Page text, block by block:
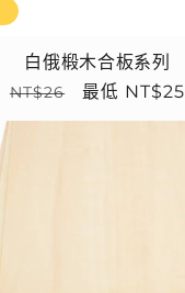
白俄椴木合板系列
定
NT$26
售
最低 NT$25